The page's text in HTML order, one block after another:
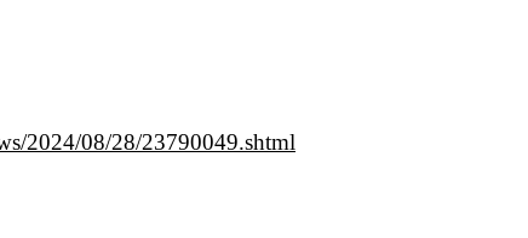
2024/08/28/23790049.shtml